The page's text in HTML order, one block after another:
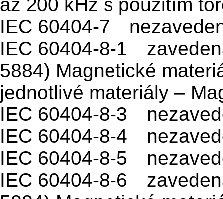
až 200 kHz s použitím
IEC 60404-7
IEC 60404-8-1
5884) Magnetické
jednotlivé materiály –
IEC 60404-8-3
IEC 60404-8-4
IEC 60404-8-5
IEC 60404-8-6